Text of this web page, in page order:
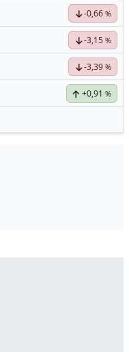
-0,66 %
-3,15 %
-3,39 %
+0,91 %